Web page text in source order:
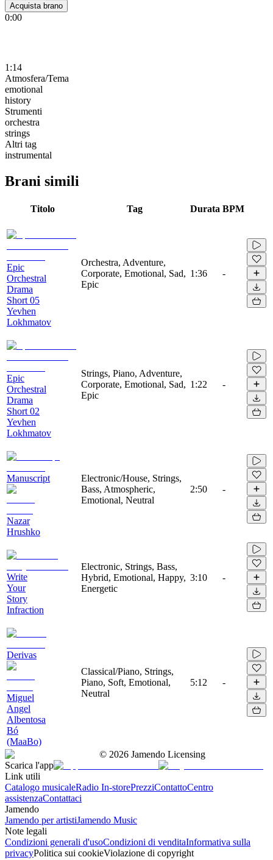
Acquista brano
0:00
1:14
Atmosfera/Tema
emotional
history
Strumenti
orchestra
strings
Altri tag
instrumental
Brani simili
Titolo Tag Durata BPM
Epic
Orchestral
Drama
Short 05
Yevhen
Lokhmatov
Orchestra, Adventure,
Corporate, Emotional, Sad,
Epic
1:36 -
Epic
Orchestral
Drama
Short 02
Yevhen
Lokhmatov
Strings, Piano, Adventure,
Corporate, Emotional, Sad,
Epic
1:22 -
Manuscript
Nazar
Hrushko
Electronic/House, Strings,
Bass, Atmospheric,
Emotional, Neutral
2:50 -
Write
Your
Story
Infraction
Electronic, Strings, Bass,
Hybrid, Emotional, Happy,
Energetic
3:10 -
Derivas
Miguel
Angel
Albentosa
Bó
(MaaBo)
Classical/Piano, Strings,
Piano, Soft, Emotional,
Neutral
5:12 -
© 2026 Jamendo Licensing
Scarica l'app
Link utili
Catalogo musicaleRadio In-storePrezziContattoCentro
assistenzaContattaci
Jamendo
Jamendo per artistiJamendo Music
Note legali
Condizioni generali d'usoCondizioni di venditaInformativa sulla
privacyPolitica sui cookieViolazione di copyright